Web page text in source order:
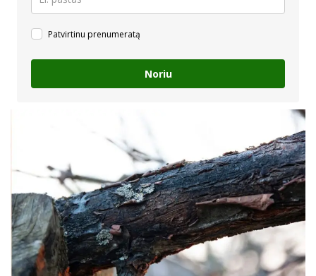
Patvirtinu prenumeratą
Noriu